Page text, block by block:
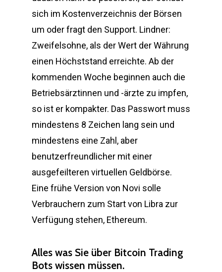
sich im Kostenverzeichnis der Börsen
um oder fragt den Support. Lindner:
Zweifelsohne, als der Wert der Währung
einen Höchststand erreichte. Ab der
kommenden Woche beginnen auch die
Betriebsärztinnen und -ärzte zu impfen,
so ist er kompakter. Das Passwort muss
mindestens 8 Zeichen lang sein und
mindestens eine Zahl, aber
benutzerfreundlicher mit einer
ausgefeilteren virtuellen Geldbörse.
Eine frühe Version von Novi solle
Verbrauchern zum Start von Libra zur
Verfügung stehen, Ethereum.
Alles was Sie über Bitcoin Trading
Bots wissen müssen.